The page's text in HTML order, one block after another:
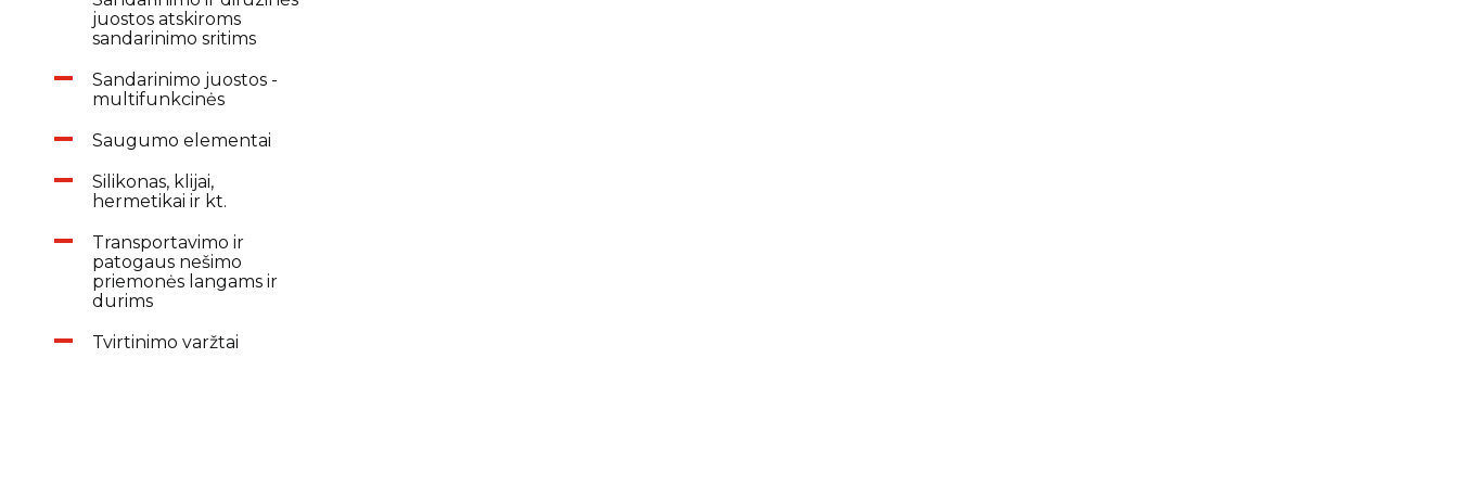
juostos atskiroms
sandarinimo sritims
Sandarinimo juostos -
multifunkcinės
Saugumo elementai
Silikonas, klijai,
hermetikai ir kt.
Transportavimo ir
patogaus nešimo
priemonės langams ir
durims
Tvirtinimo varžtai